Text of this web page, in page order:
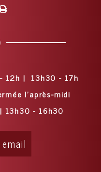
12h | 13h30 - 17h
l'après-midi
13h30 - 16h30